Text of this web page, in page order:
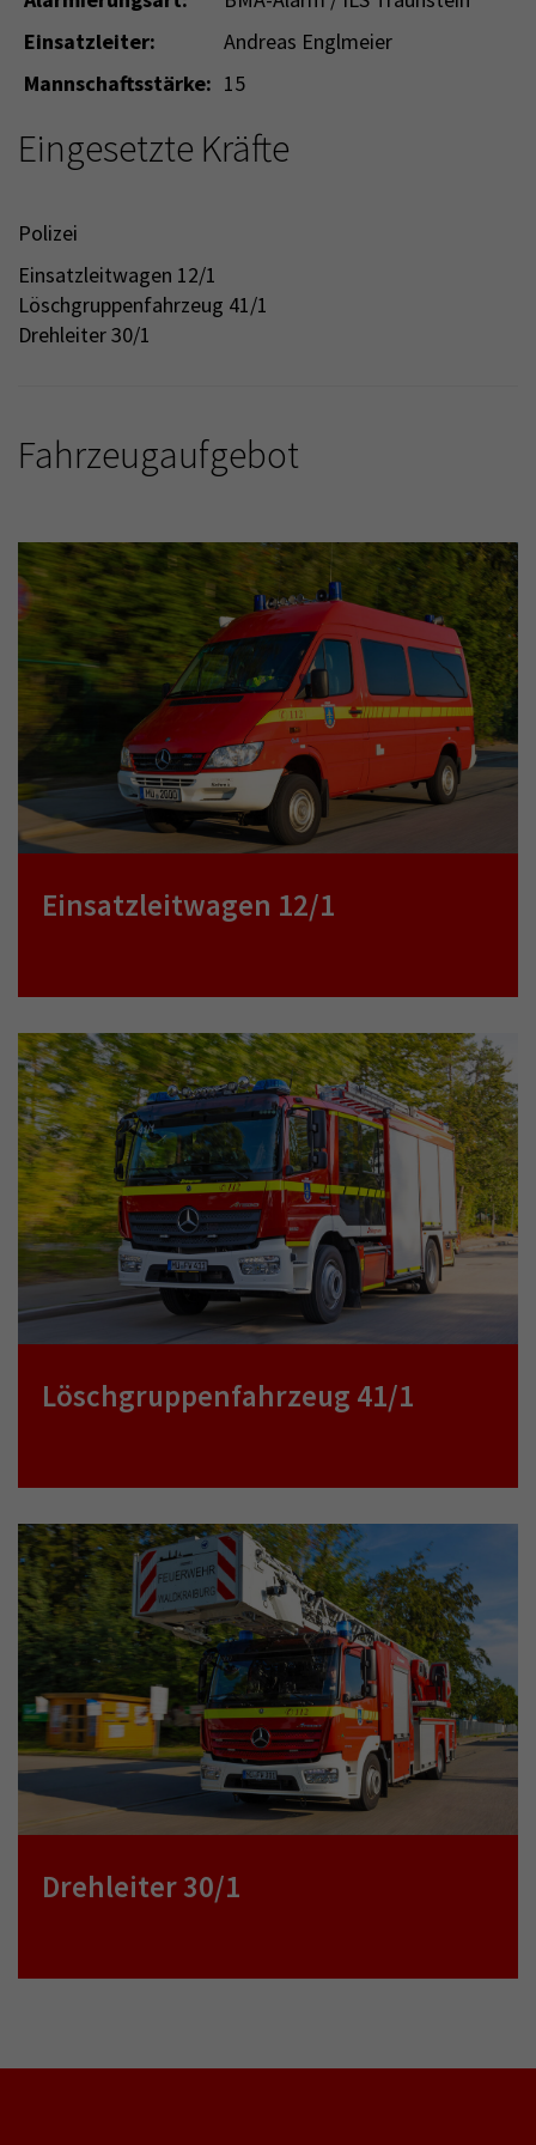
Einsatzleiter:
Andreas Englmeier
Mannschaftsstärke: 15
Eingesetzte Kräfte
Polizei
Einsatzleitwagen 12/1
Löschgruppenfahrzeug 41/1
Drehleiter 30/1
Fahrzeugaufgebot
Einsatzleitwagen 12/1
Löschgruppenfahrzeug 41/1
Drehleiter 30/1